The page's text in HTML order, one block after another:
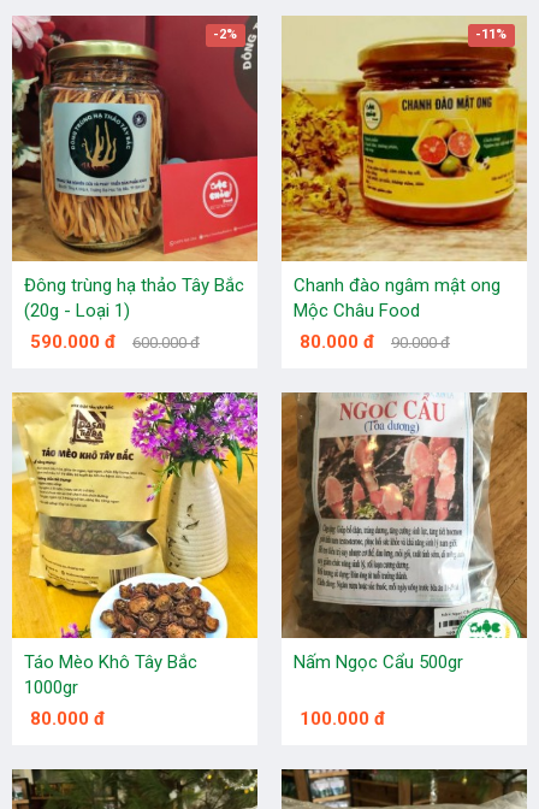
-2%
Đông trùng hạ thảo Tây Bắc
(20g - Loại 1)
590.000 đ
600.000 đ
-11%
Chanh đào ngâm mật ong
Mộc Châu Food
80.000 đ
90.000 đ
Táo Mèo Khô Tây Bắc
1000gr
80.000 đ
Nấm Ngọc Cẩu 500gr
100.000 đ